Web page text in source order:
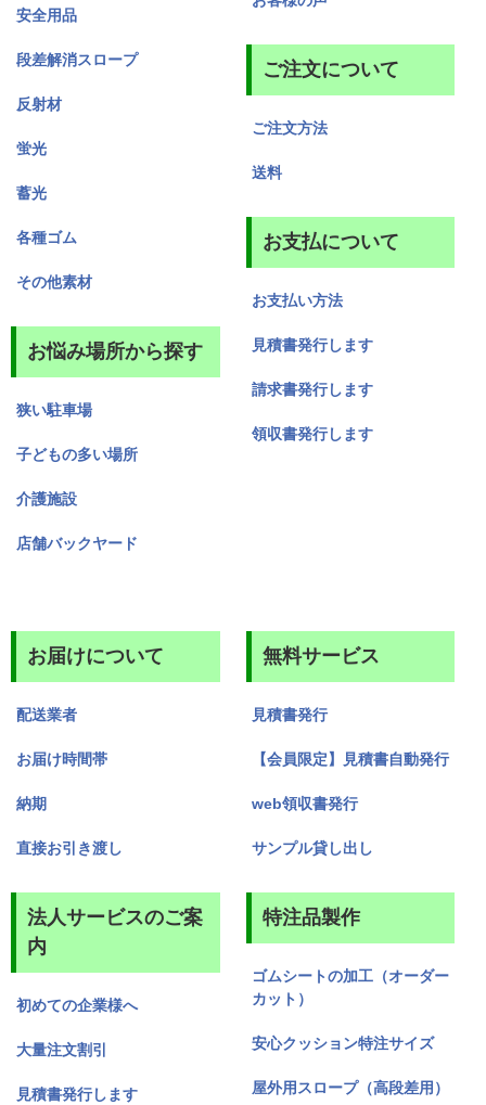
安全用品
段差解消スロープ
反射材
蛍光
蓄光
各種ゴム
その他素材
お悩み場所から探す
狭い駐車場
子どもの多い場所
介護施設
店舗バックヤード
ご注文について
ご注文方法
送料
お支払について
お支払い方法
見積書発行します
請求書発行します
領収書発行します
お届けについて
配送業者
お届け時間帯
納期
直接お引き渡し
法人サービスのご案
内
初めての企業様へ
大量注文割引
見積書発行します
無料サービス
見積書発行
【会員限定】見積書自動発行
web領収書発行
サンプル貸し出し
特注品製作
ゴムシートの加工（オーダー
カット）
安心クッション特注サイズ
屋外用スロープ（高段差用）